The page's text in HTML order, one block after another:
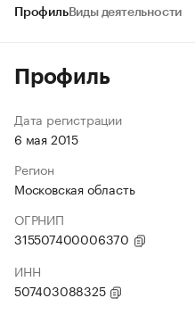
ПрофильВиды деятельности
Профиль
Дата регистрации
6 мая 2015
Регион
Московская область
ОГРНИП
315507400006370
ИНН
507403088325